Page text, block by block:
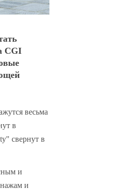
CGI
весьма
в
свернут в
и
и